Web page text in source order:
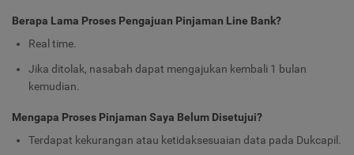
Berapa Lama Proses Pengajuan Pinjaman Line Bank?
Real time.
Jika ditolak, nasabah dapat mengajukan kembali 1 bulan
kemudian.
Mengapa Proses Pinjaman Saya Belum Disetujui?
Terdapat kekurangan atau ketidaksesuaian data pada Dukcapil.